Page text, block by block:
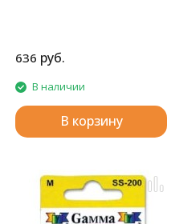
636 руб.
В наличии
В корзину